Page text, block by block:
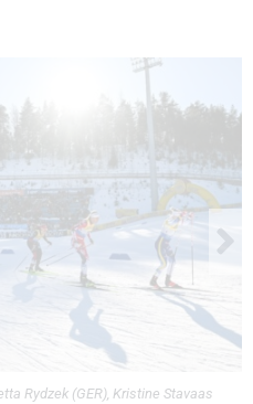
Rydzek (GER), Kristine Stavaas